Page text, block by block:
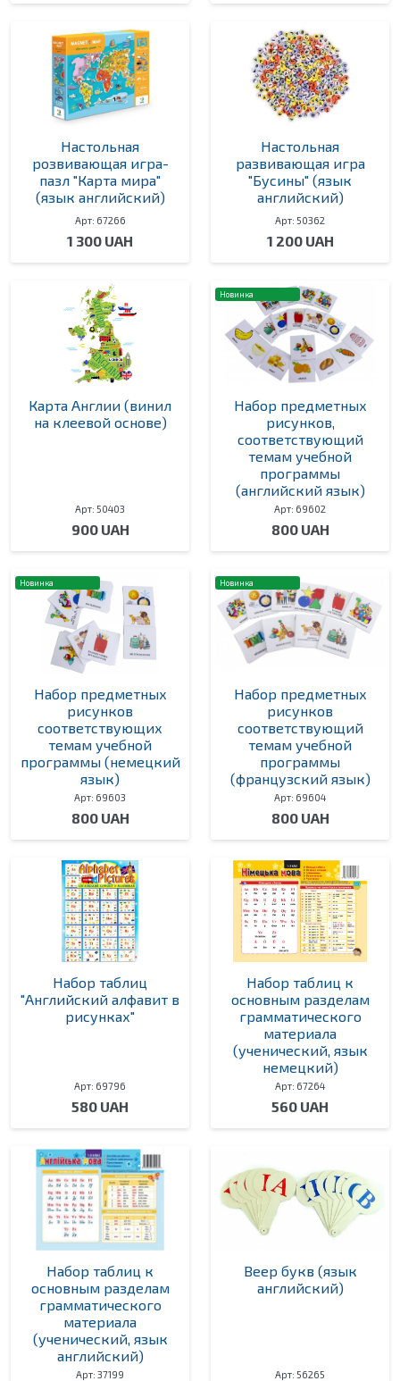
Настольная
розвивающая игра-
пазл "Карта мира"
(язык английский)
Арт: 67266
1 300 UAH
Настольная
развивающая игра
"Бусины" (язык
английский)
Арт: 50362
1 200 UAH
Карта Англии (винил
на клеевой основе)
Арт: 50403
900 UAH
Новинка
Набор предметных
рисунков,
соответствующий
темам учебной
программы
(английский язык)
Арт: 69602
800 UAH
Новинка
Набор предметных
рисунков
соответствующих
темам учебной
программы (немецкий
язык)
Арт: 69603
800 UAH
Новинка
Набор предметных
рисунков
соответствующий
темам учебной
программы
(французский язык)
Арт: 69604
800 UAH
Набор таблиц
"Английский алфавит в
рисунках"
Арт: 69796
580 UAH
Набор таблиц к
основным разделам
грамматического
материала
(ученический, язык
немецкий)
Арт: 67264
560 UAH
Набор таблиц к
основным разделам
грамматического
материала
(ученический, язык
английский)
Арт: 37199
Веер букв (язык
английский)
Арт: 56265